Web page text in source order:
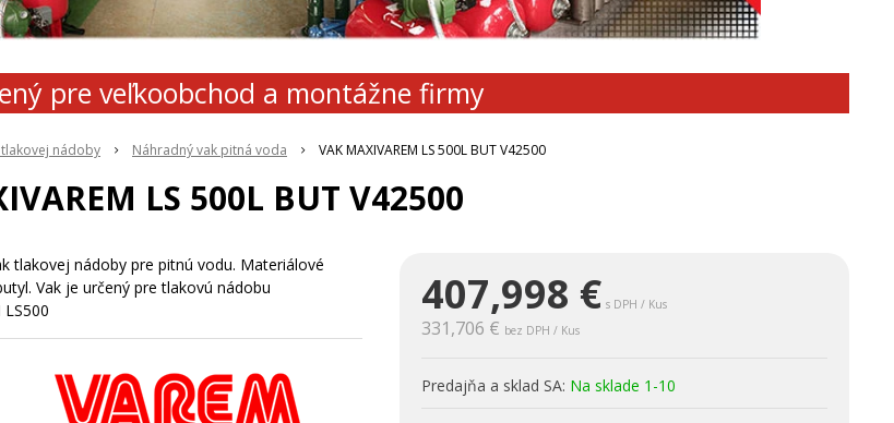
pre veľkoobchod a montážne firmy
nádoby Náhradný vak pitná voda VAK MAXIVAREM LS 500L BUT V42500
LS 500L BUT V42500
407,998 € s DPH / Kus
331,706 € bez DPH / Kus
Predajňa a sklad SA: Na sklade 1-10
tlakovej nádoby pre pitnú vodu. Materiálové
Vak je určený pre tlakovú nádobu
LS500